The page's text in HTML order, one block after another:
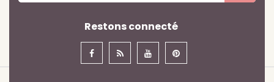
Restons connecté